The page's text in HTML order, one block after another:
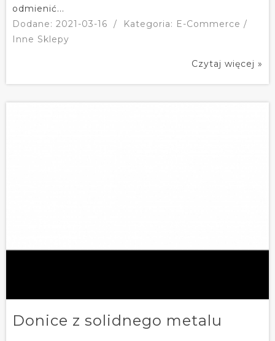
odmienić...
Dodane: 2021-03-16
/
Kategoria: E-Commerce /
Inne Sklepy
Czytaj więcej »
Donice z solidnego metalu